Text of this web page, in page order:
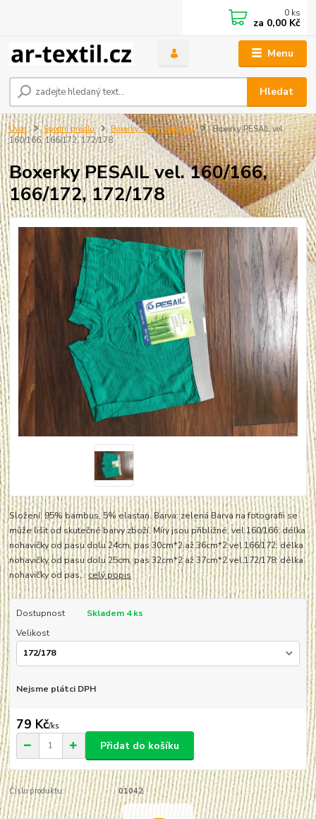
Menu
Hledat
0 ks
za 0,00 Kč
Úvod Spodní prádlo Boxerky, slipy, trenýrky
Boxerky PESAIL vel.
160/166, 166/172, 172/178
Boxerky PESAIL vel. 160/166,
166/172, 172/178
Složení: 95% bambus, 5% elastan. Barva: zelená Barva na fotografii se
může lišit od skutečné barvy zboží. Míry jsou přibližné. vel.160/166: délka
nohavičky od pasu dolu 24cm, pas 30cm*2 až 36cm*2 vel.166/172: délka
nohavičky od pasu dolu 25cm, pas 32cm*2 až 37cm*2 vel.172/178: délka
nohavičky od pas...celý popis
Dostupnost
Skladem 4 ks
Velikost
Nejsme plátci DPH
79 Kč/ks
Přidat do košíku
Číslo produktu: 01042